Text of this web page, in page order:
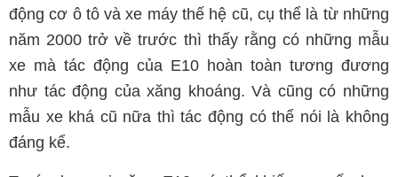
động cơ ô tô và xe máy thế hệ cũ, cụ thể là từ những
năm 2000 trở về trước thì thấy rằng có những mẫu
xe mà tác động của E10 hoàn toàn tương đương
như tác động của xăng khoáng. Và cũng có những
mẫu xe khá cũ nữa thì tác động có thể nói là không
đáng kể.